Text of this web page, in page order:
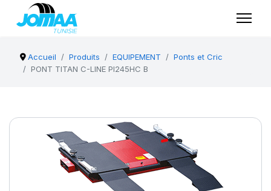
Accueil Produits EQUIPEMENT
Ponts et Cric
PONT TITAN C-LINE PI245HC B